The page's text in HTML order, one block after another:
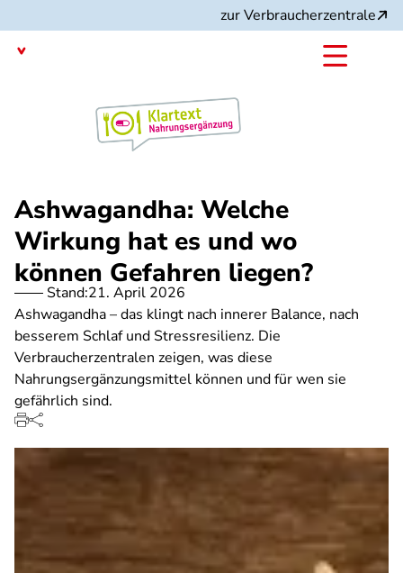
zum
Inhalt
zur Verbraucherzentrale
Ashwagandha: Welche
Wirkung hat es und wo
können Gefahren liegen?
Stand:21. April 2026
Ashwagandha – das klingt nach innerer Balance, nach
besserem Schlaf und Stressresilienz. Die
Verbraucherzentralen zeigen, was diese
Nahrungsergänzungsmittel können und für wen sie
gefährlich sind.